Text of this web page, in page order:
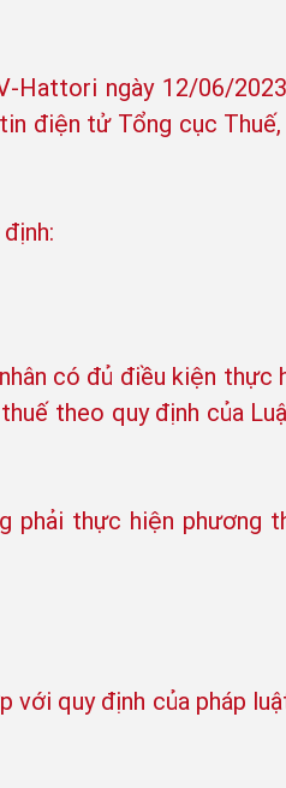
Hattori ngày 12/06/
điện tử Tổng cục Thuế,
có đủ điều kiện thực
theo quy định của
phải thực hiện phương
quy định của pháp